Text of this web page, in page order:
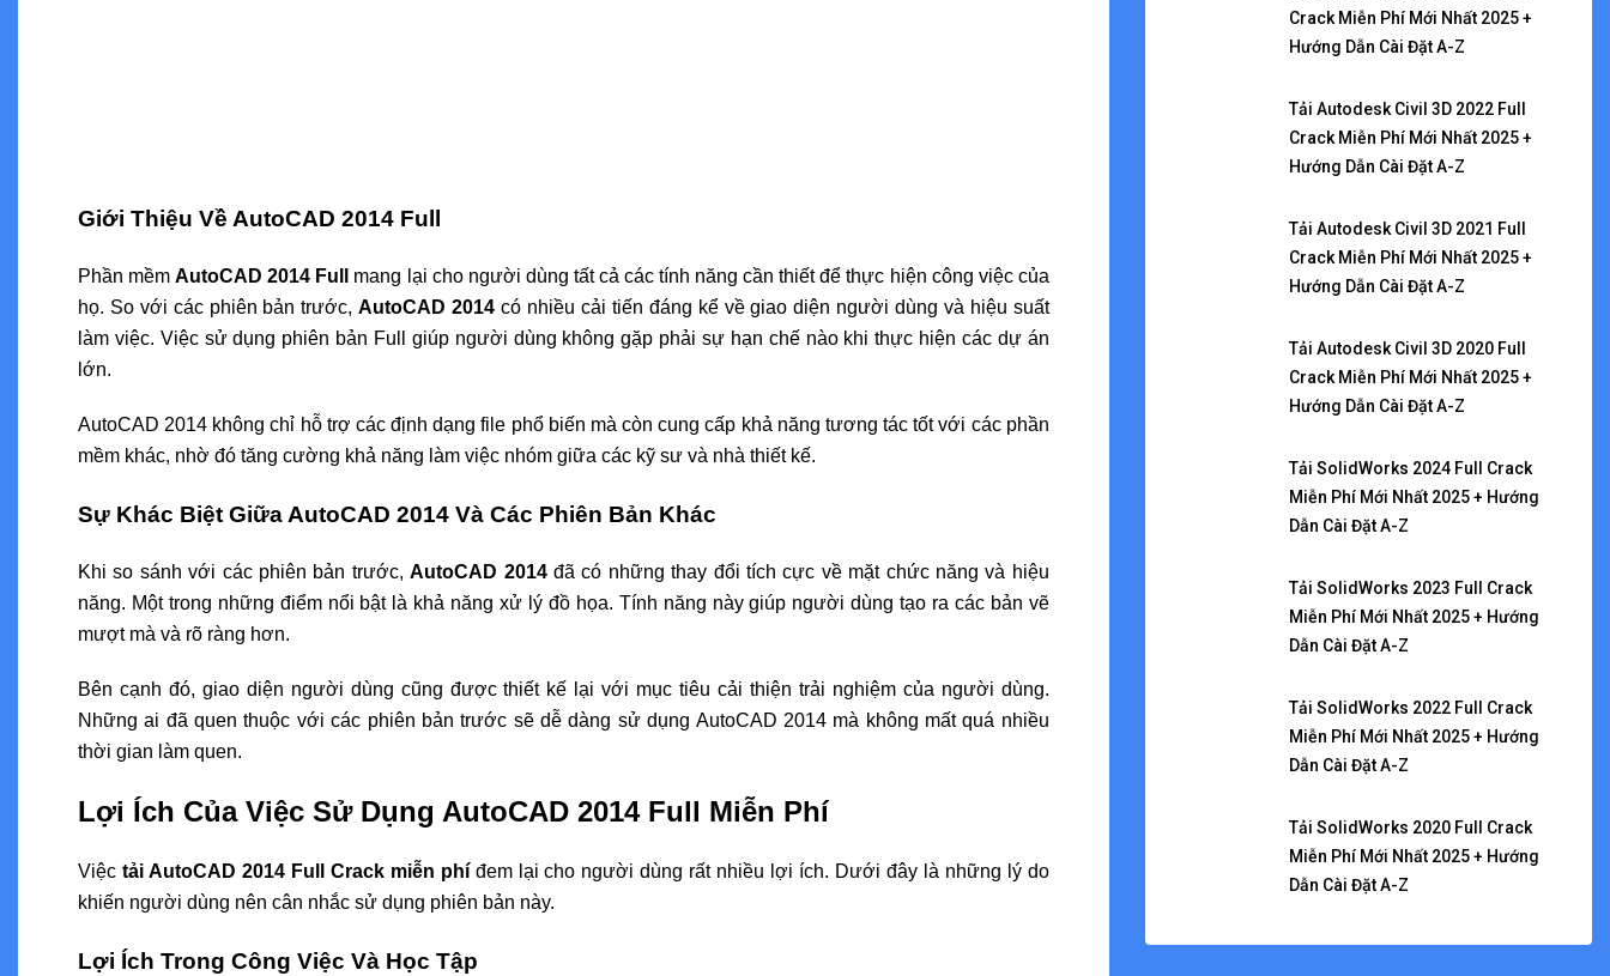
Giới Thiệu Về AutoCAD 2014 Full
Phần mềmAutoCAD 2014 Full
mang lại cho người dùng tất cả các tính năng cần thiết để thực hiện công việc của
họ. So với các phiên bản trước,AutoCAD 2014 có nhiều cải tiến đáng kể về giao diện người dùng và hiệu suất
làm việc. Việc sử dụng phiên bản Full giúp người dùng không gặp phải sự hạn chế nào khi thực hiện các dự án
lớn.
AutoCAD 2014 không chỉ hỗ trợ các định dạng file phổ biến mà còn cung cấp khả năng tương tác tốt với các phần
mềm khác, nhờ đó tăng cường khả năng làm việc nhóm giữa các kỹ sư và nhà thiết kế.
Sự Khác Biệt Giữa AutoCAD 2014 Và Các Phiên Bản Khác
Khi so sánh với các phiên bản trước,AutoCAD 2014đã có những thay đổi tích cực về mặt chức năng và hiệu
năng. Một trong những điểm nổi bật là khả năng xử lý đồ họa. Tính năng này giúp người dùng tạo ra các bản vẽ
mượt mà và rõ ràng hơn.
Bên cạnh đó, giao diện người dùng cũng được thiết kế lại với mục tiêu cải thiện trải nghiệm của người dùng.
Những ai đã quen thuộc với các phiên bản trước sẽ dễ dàng sử dụng AutoCAD 2014 mà không mất quá nhiều
thời gian làm quen.
Lợi Ích Của Việc Sử Dụng AutoCAD 2014 Full Miễn Phí
Việc tải AutoCAD 2014 Full Crack miễn phíđem lại cho người dùng rất nhiều lợi ích. Dưới đây là những lý do
khiến người dùng nên cân nhắc sử dụng phiên bản này.
Lợi Ích Trong Công Việc Và Học Tập
Crack Miễn Phí Mới Nhất 2025 +
Hướng Dẫn Cài Đặt A-Z
Tải Autodesk Civil 3D 2022 Full
Crack Miễn Phí Mới Nhất 2025 +
Hướng Dẫn Cài Đặt A-Z
Tải Autodesk Civil 3D 2021 Full
Crack Miễn Phí Mới Nhất 2025 +
Hướng Dẫn Cài Đặt A-Z
Tải Autodesk Civil 3D 2020 Full
Crack Miễn Phí Mới Nhất 2025 +
Hướng Dẫn Cài Đặt A-Z
Tải SolidWorks 2024 Full Crack
Miễn Phí Mới Nhất 2025 + Hướng
Dẫn Cài Đặt A-Z
Tải SolidWorks 2023 Full Crack
Miễn Phí Mới Nhất 2025 + Hướng
Dẫn Cài Đặt A-Z
Tải SolidWorks 2022 Full Crack
Miễn Phí Mới Nhất 2025 + Hướng
Dẫn Cài Đặt A-Z
Tải SolidWorks 2020 Full Crack
Miễn Phí Mới Nhất 2025 + Hướng
Dẫn Cài Đặt A-Z